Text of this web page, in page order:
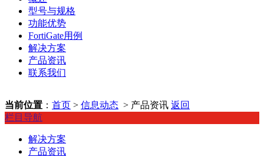
型号与规格
功能优势
FortiGate用例
解决方案
产品资讯
联系我们
当前位置 ： 首页 > 信息动态 > 产品资讯 返回
栏目导航
解决方案
产品资讯